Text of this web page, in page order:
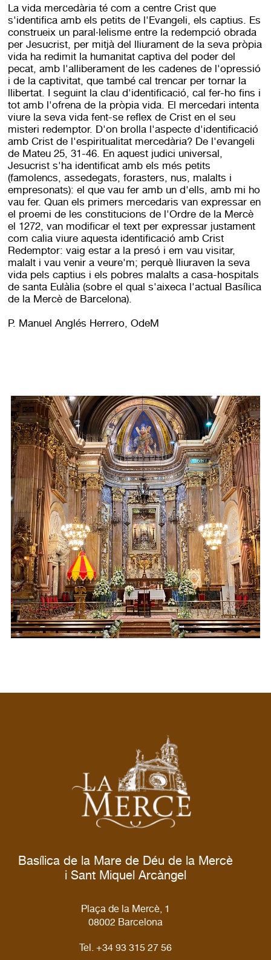
La vida mercedària té com a centre Crist que
s'identifica amb els petits de l'Evangeli, els captius. Es
construeix un paral·lelisme entre la redempció obrada
per Jesucrist, per mitjà del lliurament de la seva pròpia
vida ha redimit la humanitat captiva del poder del
pecat, amb l'alliberament de les cadenes de l'opressió
i de la captivitat, que també cal trencar per tornar la
llibertat. I seguint la clau d'identificació, cal fer-ho fins i
tot amb l'ofrena de la pròpia vida. El mercedari intenta
viure la seva vida fent-se reflex de Crist en el seu
misteri redemptor. D'on brolla l'aspecte d'identificació
amb Crist de l'espiritualitat mercedària? De l'evangeli
de Mateu 25, 31-46. En aquest judici universal,
Jesucrist s'ha identificat amb els més petits
(famolencs, assedegats, forasters, nus, malalts i
empresonats): el que vau fer amb un d'ells, amb mi ho
vau fer. Quan els primers mercedaris van expressar en
el proemi de les constitucions de l'Ordre de la Mercè
el 1272, van modificar el text per expressar justament
com calia viure aquesta identificació amb Crist
Redemptor: vaig estar a la presó i em vau visitar,
malalt i vau venir a veure'm; perquè lliuraven la seva
vida pels captius i els pobres malalts a casa-hospitals
de santa Eulàlia (sobre el qual s'aixeca l'actual Basílica
de la Mercè de Barcelona).
P. Manuel Anglés Herrero, OdeM
Basílica de la Mare de Déu de la Mercè
i Sant Miquel Arcàngel
Plaça de la Mercè, 1
08002 Barcelona
Tel. +34 93 315 27 56